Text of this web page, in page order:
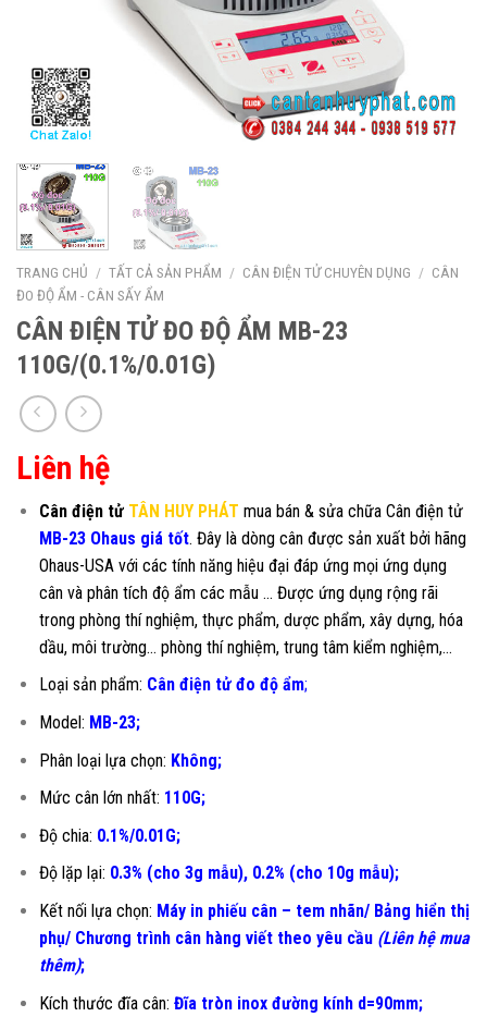
TRANG CHỦ / TẤT CẢ SẢN PHẨM / CÂN ĐIỆN TỬ CHUYÊN DỤNG / CÂN
ĐO ĐỘ ẨM - CÂN SẤY ẨM
CÂN ĐIỆN TỬ ĐO ĐỘ ẨM MB-23
110G/(0.1%/0.01G)
Liên hệ
Cân điện tửTÂN HUY PHÁT mua bán & sửa chữa Cân điện tử
MB-23 Ohaus giá tốt. Đây là dòng cân được sản xuất bởi hãng
Ohaus-USA với các tính năng hiệu đại đáp ứng mọi ứng dụng
cân và phân tích độ ẩm các mẫu … Được ứng dụng rộng rãi
trong phòng thí nghiệm, thực phẩm, dược phẩm, xây dựng, hóa
dầu, môi trường… phòng thí nghiệm, trung tâm kiểm nghiệm,…
Loại sản phẩm: Cân điện tử đo độ ẩm;
Model: MB-23;
Phân loại lựa chọn: Không;
Mức cân lớn nhất: 110G;
Độ chia: 0.1%/0.01G;
Độ lặp lại: 0.3% (cho 3g mẫu), 0.2% (cho 10g mẫu);
Kết nối lựa chọn: Máy in phiếu cân – tem nhãn/ Bảng hiển thị
phụ/ Chương trình cân hàng viết theo yêu cầu (Liên hệ mua
thêm);
Kích thước đĩa cân: Đĩa tròn inox đường kính d=90mm;